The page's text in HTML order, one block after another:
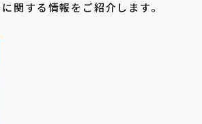
関する情報をご紹介します。